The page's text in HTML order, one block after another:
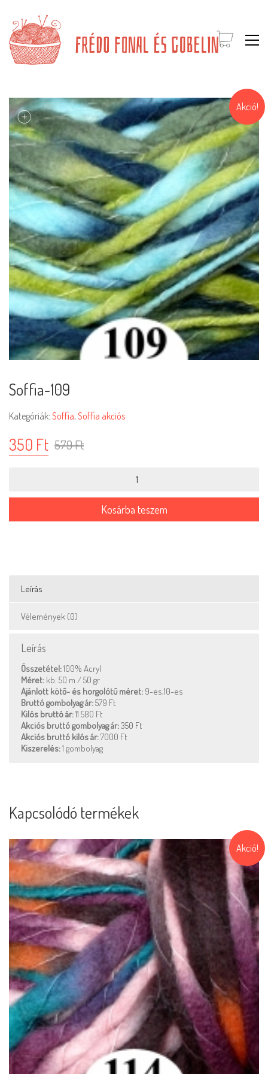
Akció!
Soffia-109
Kategóriák: Soffia, Soffia akciós
579Ft
350 Ft
mennyiség
Kosárba teszem
Leírás
Vélemények (0)
Leírás
Összetétel:100% Acryl
Méret: kb. 50 m / 50 gr
Ajánlott kötő- és horgolótű méret: 9-es,10-es
Bruttó gombolyag ár:579 Ft
Kilós bruttó ár:11 580 Ft
Akciós bruttó gombolyag ár:350 Ft
Akciós bruttó kilós ár:7000 Ft
Kiszerelés:1 gombolyag
Kapcsolódó termékek
Akció!